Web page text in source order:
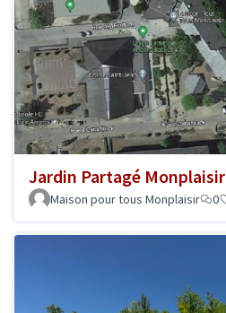
Jardin Partagé Monplaisir
Maison pour tous Monplaisir
0